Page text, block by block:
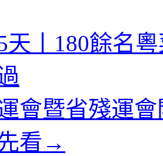
天丨180餘名
會暨省殘運
看→